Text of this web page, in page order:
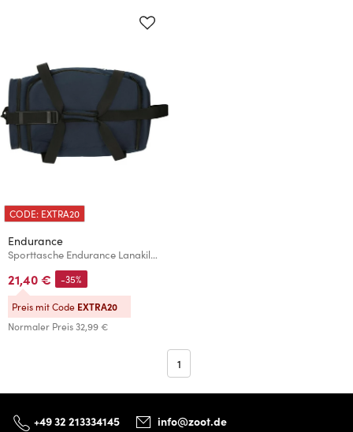
CODE: EXTRA20
Endurance
Sporttasche Endurance Lanakila 20L
21,40 €
Normaler Preis32,99 €
-35%
Preis mit Code EXTRA20
1
+49 32 213334145 info@zoot.de